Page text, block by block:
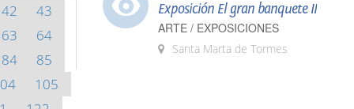
42
43
63
64
84
85
105
Exposición El gran banquete II
ARTE / EXPOSICIONES
Santa Marta de Tormes